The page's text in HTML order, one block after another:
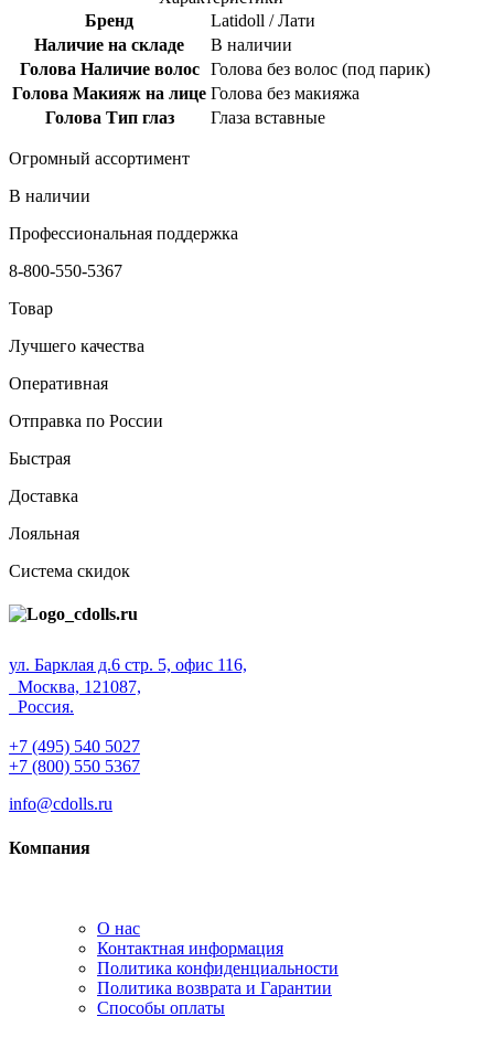
Бренд
Latidoll / Лати
Наличие на складе
В наличии
Голова Наличие волос
Голова без волос (под парик)
Голова Макияж на лице Голова без макияжа
Голова Тип глаз
Глаза вставные
Огромный ассортимент
В наличии
Профессиональная поддержка
8-800-550-5367
Товар
Лучшего качества
Оперативная
Отправка по России
Быстрая
Доставка
Лояльная
Система скидок
ул. Барклая д.6 стр. 5, офис 116,
Москва, 121087,
Россия.
+7 (495) 540 5027
+7 (800) 550 5367
info@cdolls.ru
Компания
О нас
Контактная информация
Политика конфиденциальности
Политика возврата и Гарантии
Способы оплаты